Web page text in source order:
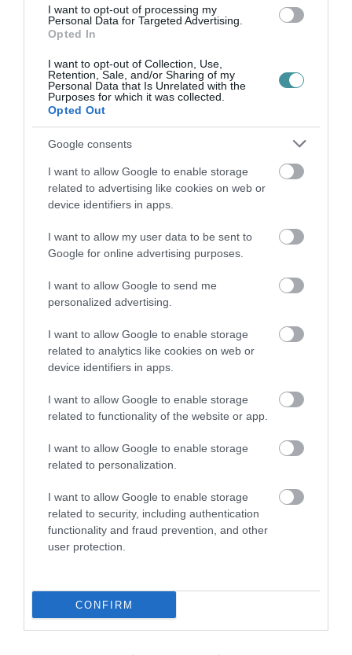
I want to opt-out of processing my
Personal Data for Targeted Advertising.
Opted In
I want to opt-out of Collection, Use,
Retention, Sale, and/or Sharing of my
Personal Data that Is Unrelated with the
Purposes for which it was collected.
Opted Out
Google consents
I want to allow Google to enable storage
related to advertising like cookies on web or
device identifiers in apps.
I want to allow my user data to be sent to
Google for online advertising purposes.
I want to allow Google to send me
personalized advertising.
I want to allow Google to enable storage
related to analytics like cookies on web or
device identifiers in apps.
I want to allow Google to enable storage
related to functionality of the website or app.
I want to allow Google to enable storage
related to personalization.
I want to allow Google to enable storage
related to security, including authentication
functionality and fraud prevention, and other
user protection.
CONFIRM
megjegyezve, hogy az szerinte nem vezet
vissza a munkaerőpiacra.
Az MSZP szerint a miniszterelnök pénteki,
kormányzását értékelő beszéde azt jelzi:
Orbán Viktor ugyanott tart, mint öt évvel
ezelőtt. Szétzilálta az országot, a kormánya
kompetenciáját és egyedüli döntéshozóvá
- mondta Tóbiás József elnök-
Kijelentette: a kormányfő kétségbeesett és
sikertelen kísérletet tett a kormányzati válság
és a Fideszen belül dúló belháború
rendezésére. Szerinte a miniszterelnök
felszámolta azokat az igazodási pontokat,
amelyek Európához, a szakmaisághoz és a
társadalmi kontrollhoz vezettek volna.
Magyarországnak sikerre lenne szüksége, és
arra, hogy legyen esély a boldogulásra - fűzte
hozzá.
Tóbiás József az elmúlt negyedszázad
legrosszabb kormányának nevezte a jelenlegit,
autoriter kormányok örökösének. Azt
újra kell építeni a társadalmi, közjogi és
demokratikus berendezkedést.